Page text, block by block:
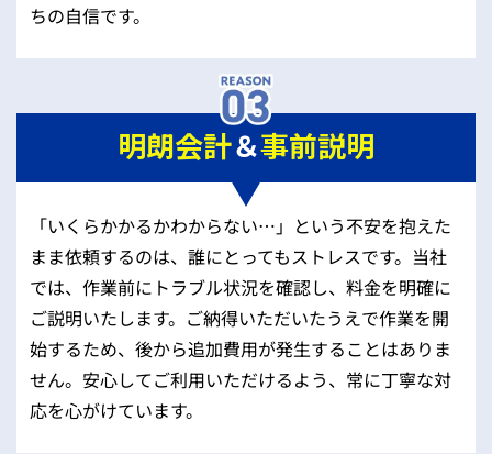
ちの自信です。
明朗会計＆事前説明
「いくらかかるかわからない…」という不安を抱えた
まま依頼するのは、誰にとってもストレスです。当社
では、作業前にトラブル状況を確認し、料金を明確に
ご説明いたします。ご納得いただいたうえで作業を開
始するため、後から追加費用が発生することはありま
せん。安心してご利用いただけるよう、常に丁寧な対
応を心がけています。